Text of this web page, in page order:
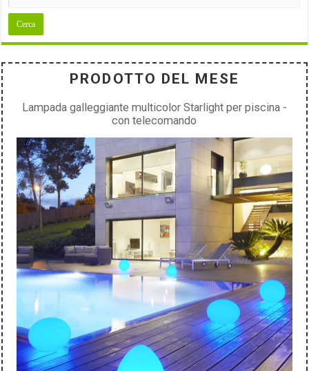
PRODOTTO DEL MESE
Lampada galleggiante multicolor Starlight per piscina -
con telecomando